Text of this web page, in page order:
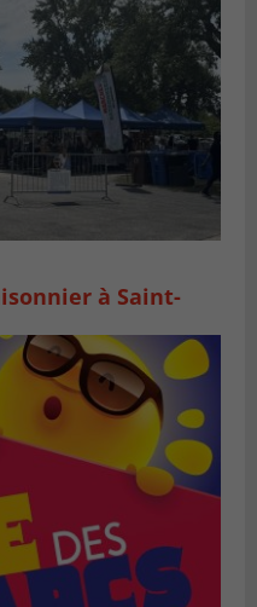
à Saint-